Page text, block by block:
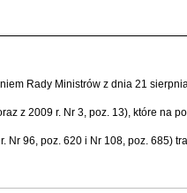
Rady Ministrów z dnia 21
z 2009 r. Nr 3, poz. 13), które na
Nr 96, poz. 620 i Nr 108, poz. 685)